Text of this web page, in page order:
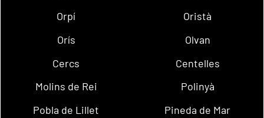
Orpí
Oristà
Orís
Olvan
Cercs
Centelles
Molins de Rei
Polinyà
Pobla de Lillet
Pineda de Mar